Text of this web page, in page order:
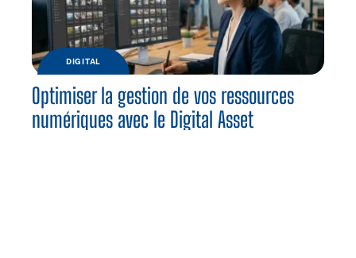
DIGITAL
Optimiser la gestion de vos ressources
numériques avec le Digital Asset